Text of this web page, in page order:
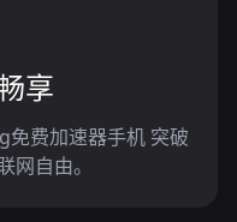
享
费加速器手机 突破
网自由。